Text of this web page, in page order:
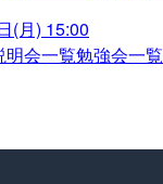
(月) 15:00
明会一覧勉強会一覧